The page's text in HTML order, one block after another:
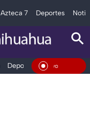
Azteca 7 Deportes
Deportes Espectáculos
En